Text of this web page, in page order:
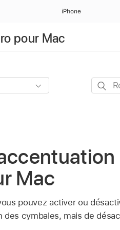
iPhone
pour Mac
Mac
pouvez activer ou
des cymbales, mais de